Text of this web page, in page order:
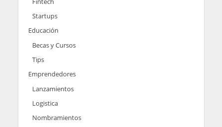
Startups
Educación
Becas y Cursos
Tips
Emprendedores
Lanzamientos
Logistica
Nombramientos